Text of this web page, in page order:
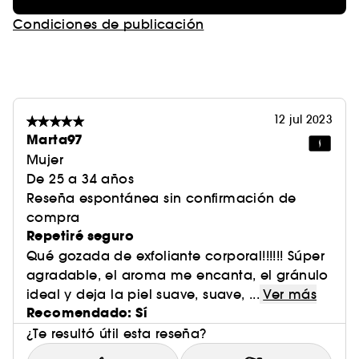
Condiciones de publicación
12 jul 2023
Marta97
Mujer
De 25 a 34 años
Reseña espontánea sin confirmación de
compra
Repetiré seguro
Qué gozada de exfoliante corporal!!!!!! Súper
agradable, el aroma me encanta, el gránulo
ideal y deja la piel suave, suave, ... Ver más
Recomendado: Sí
¿Te resultó útil esta reseña?